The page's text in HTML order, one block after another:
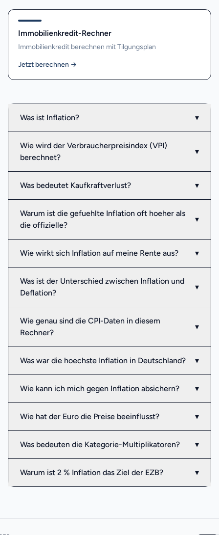
Immobilienkredit-Rechner
Immobilienkredit berechnen mit Tilgungsplan
Jetzt berechnen →
Was ist Inflation? ▾
Wie wird der Verbraucherpreisindex (VPI)
berechnet?
▾
Was bedeutet Kaufkraftverlust? ▾
Warum ist die gefuehlte Inflation oft hoeher als
die offizielle?
▾
Wie wirkt sich Inflation auf meine Rente aus? ▾
Was ist der Unterschied zwischen Inflation und
Deflation?
▾
Wie genau sind die CPI-Daten in diesem
Rechner?
▾
Was war die hoechste Inflation in Deutschland? ▾
Wie kann ich mich gegen Inflation absichern? ▾
Wie hat der Euro die Preise beeinflusst? ▾
Was bedeuten die Kategorie-Multiplikatoren? ▾
Warum ist 2 % Inflation das Ziel der EZB? ▾